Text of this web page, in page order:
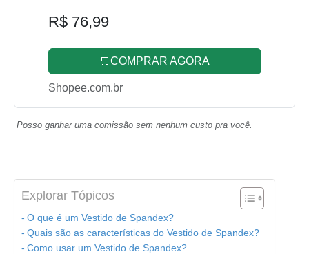
R$ 76,99
🛒COMPRAR AGORA
Shopee.com.br
Posso ganhar uma comissão sem nenhum custo pra você.
Explorar Tópicos
O que é um Vestido de Spandex?
Quais são as características do Vestido de Spandex?
Como usar um Vestido de Spandex?